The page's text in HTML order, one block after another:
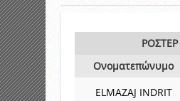
ΡΟΣΤΕΡ
Ονοματεπώνυμο
ELMAZAJ INDRIT